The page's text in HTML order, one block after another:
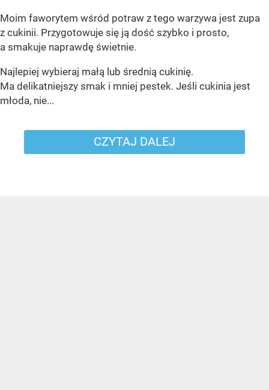
Moim faworytem wśród potraw z tego warzywa jest zupa
z cukinii. Przygotowuje się ją dość szybko i prosto,
a smakuje naprawdę świetnie.
Najlepiej wybieraj małą lub średnią cukinię.
Ma delikatniejszy smak i mniej pestek. Jeśli cukinia jest
młoda, nie...
CZYTAJ DALEJ